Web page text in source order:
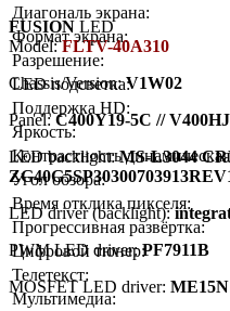
Диагональ экрана:
Формат экрана:
Разрешение:
LED подсветка:
Поддержка HD:
Яркость:
Контрастность
Угол обзора:
Время отклика пикселя:
Прогрессивная развёртка:
Цифровой тюнер:
Телетекст:
Мультимедиа:
FUSION LED
Model:FLTV-40A310
Chassis/Version:V1W02
Panel:C400Y19-5C //
LED backlight:MS-L3044
LED driver (backlight):
PWM LED driver:PF7911B
MOSFET LED driver: